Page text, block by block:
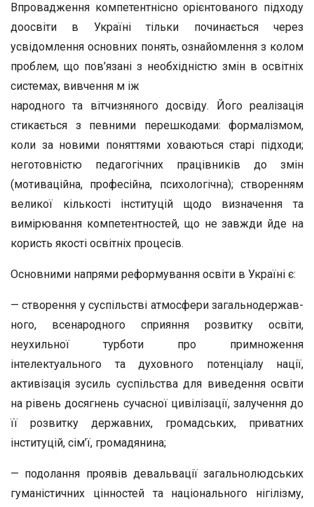
Впровадження компетентнісно орієнтованого підходу
доосвіти в Україні тільки починається через
усвідомлення ос­новних понять, ознайомлення з колом
проблем, що пов’язані з необхідністю змін в освітніх
системах, вивчення м іж ­
народного та вітчизняного досвіду. Його реалізація
сти­кається з певними перешкодами: формалізмом,
коли за новими поняттями ховаються старі підходи;
неготовністю педагогічних працівників до змін
(мотиваційна, професій­на, психологічна); створенням
великої кількості інституцій щодо визначення та
вимірювання компетентностей, що не завжди йде на
користь якості освітніх процесів.
Основними напрями реформування освіти в Україні є:
— створення у суспільстві атмосфери загальнодержав­
ного, всенародного сприяння розвитку освіти,
неухильної турботи про примноження
інтелектуального та духовного потенціалу нації,
активізація зусиль суспільства для виве­дення освіти
на рівень досягнень сучасної цивілізації, залу­чення до
її розвитку державних, громадських, приватних
інституцій, сім’ї, громадянина;
— подолання проявів девальвації загальнолюдських
гу­маністичних цінностей та національного нігілізму,